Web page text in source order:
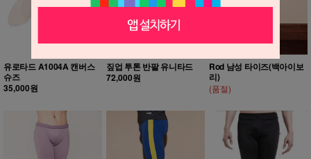
유로타드 A1004A 캔버스
슈즈
35,000원
짚업 투톤 반팔 유니타드
72,000원
Rod 남성 타이즈(백아이보
리)
(품절)